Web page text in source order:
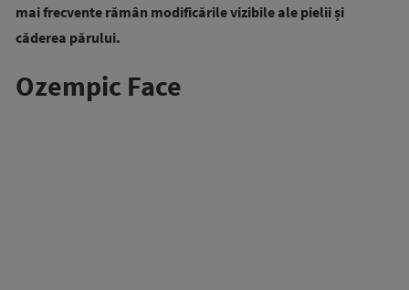
mai frecvente rămân modificările vizibile ale pielii și
căderea părului.
Ozempic Face